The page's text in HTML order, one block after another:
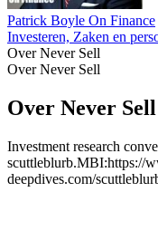
Patrick Boyle On Finance
Investeren, Zaken en
Over Never Sell
Over Never Sell
Over Never Sell
Investment research
scuttleblurb.MBI:https://
deepdives.com/